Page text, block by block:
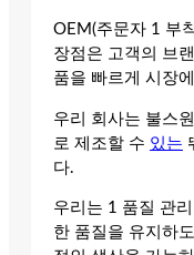
OEM(주문자 1 부
장점은 고객의 브
품을 빠르게 시장
우리 회사는 불스
로 제조할 수 있는
다.
우리는 1 품질 관
한 품질을 유지하